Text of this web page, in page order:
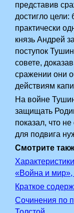
представив
достигло цели:
практически
князь Андрей
поступок
совете,
сражении они
действиям
На войне
защищать
показал, что
для подвига
Смотрите
«Война и мир»,
Краткое
Сочинения по